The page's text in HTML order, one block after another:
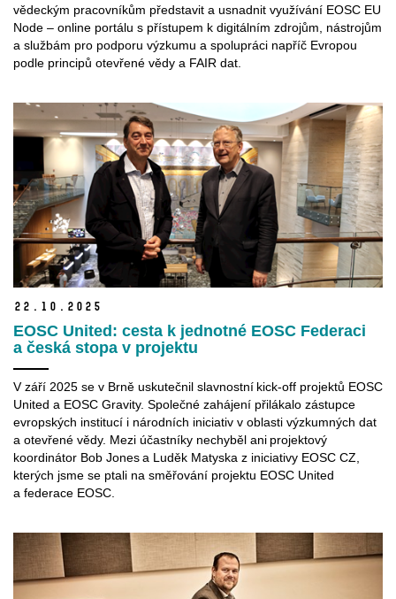
vědeckým pracovníkům představit a usnadnit využívání EOSC EU
Node – online portálu s přístupem k digitálním zdrojům, nástrojům
a službám pro podporu výzkumu a spolupráci napříč Evropou
podle principů otevřené vědy a FAIR dat.
22. 10. 2025
EOSC United: cesta k jednotné EOSC Federaci
a česká stopa v projektu
V září 2025 se v Brně uskutečnil slavnostní kick-off projektů EOSC
United a EOSC Gravity. Společné zahájení přilákalo zástupce
evropských institucí i národních iniciativ v oblasti výzkumných dat
a otevřené vědy. Mezi účastníky nechyběl ani projektový
koordinátor Bob Jones a Luděk Matyska z iniciativy EOSC CZ,
kterých jsme se ptali na směřování projektu EOSC United
a federace EOSC.